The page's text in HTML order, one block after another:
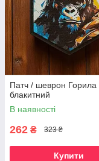
Патч / шеврон Горила
блакитний
В наявності
262 ₴ 323 ₴
Купити